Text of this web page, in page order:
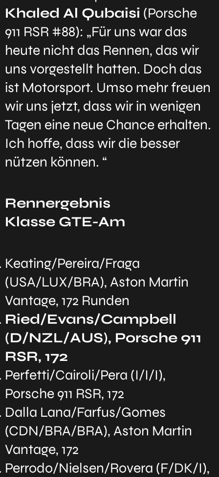
Khaled Al Qubaisi (Porsche
911 RSR #88): „Für uns war das
heute nicht das Rennen, das wir
uns vorgestellt hatten. Doch das
ist Motorsport. Umso mehr freuen
wir uns jetzt, dass wir in wenigen
Tagen eine neue Chance erhalten.
Ich hoffe, dass wir die besser
nützen können. “
Rennergebnis
Klasse GTE-Am
Keating/Pereira/Fraga
(USA/LUX/BRA), Aston Martin
Vantage, 172 Runden
Ried/Evans/Campbell
(D/NZL/AUS), Porsche 911
RSR, 172
Perfetti/Cairoli/Pera (I/I/I),
Porsche 911 RSR, 172
Dalla Lana/Farfus/Gomes
(CDN/BRA/BRA), Aston Martin
Vantage, 172
Perrodo/Nielsen/Rovera (F/DK/I),